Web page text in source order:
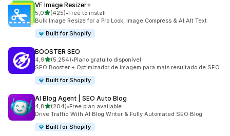
VF Image Resizer+
5,0de 5 estrelas
(425)
425 total de avaliações
•Free to install
Bulk Image Resize for a Pro Look, Image Compress & AI Alt Text
Built for Shopify
BOOSTER SEO
4,9de 5 estrelas
(5.254)
5254 total de avaliações
•Plano gratuito disponível
SEO Booster + Optimizador de imagem para mais resultado de SEO
Built for Shopify
AI Blog Agent | SEO Auto Blog
4,8de 5 estrelas
(204)
204 total de avaliações
•Free plan available
Drive Traffic With AI Blog Writer & Fully Automated SEO Blog
Built for Shopify